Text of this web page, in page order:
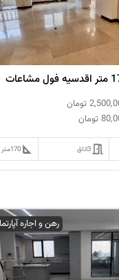
تومان
تومان
3اتاق 170متر
رهن و اجاره